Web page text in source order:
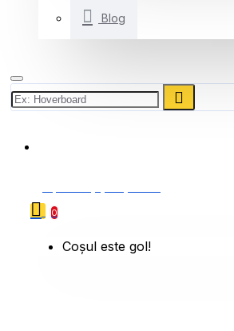
Blog
0
Coșul este gol!